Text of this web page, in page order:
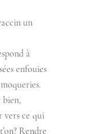
un
à
enfouies
bien,
vers ce qui
Rendre